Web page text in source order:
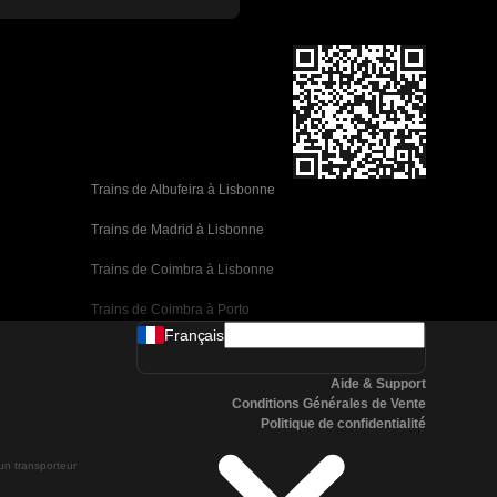
Trains de Albufeira à Lisbonne
Trains de Madrid à Lisbonne
Trains de Coimbra à Lisbonne
Trains de Coimbra à Porto
Trains de Valence à Barcelone
Trains de Malaga à Barcelone
Trains de Malaga à Madrid
transporteur
Français
Aide & Support
Conditions Générales de Vente
Politique de confidentialité